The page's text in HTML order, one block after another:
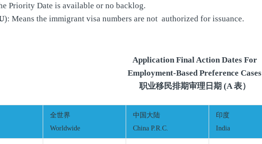
Priority Date is available or no backlog.
): Means the immigrant visa numbers are not authorized for issuance.
Application Final Action Dates For
Employment-Based Preference Cases
职业移民排期审理日期 (A 表）
全世界
Worldwide
中国大陆
China P.R.C.
印度
India